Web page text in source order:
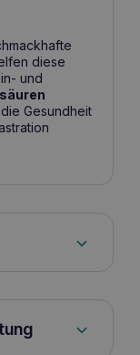
diese
und
Gesundheit